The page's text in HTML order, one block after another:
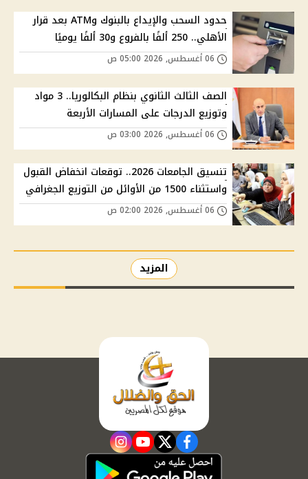
حدود السحب والإيداع بالبنوك وATM بعد قرار
الأهلي.. 250 ألفًا بالفروع و30 ألفًا يوميًا
الصف الثالث الثانوي بنظام البكالوريا.. 3 مواد
وتوزيع الدرجات على المسارات الأربعة
تنسيق الجامعات 2026.. توقعات انخفاض القبول
واستثناء 1500 من الأوائل من التوزيع الجغرافي
المزيد
facebook
twitter
youtube
instagram